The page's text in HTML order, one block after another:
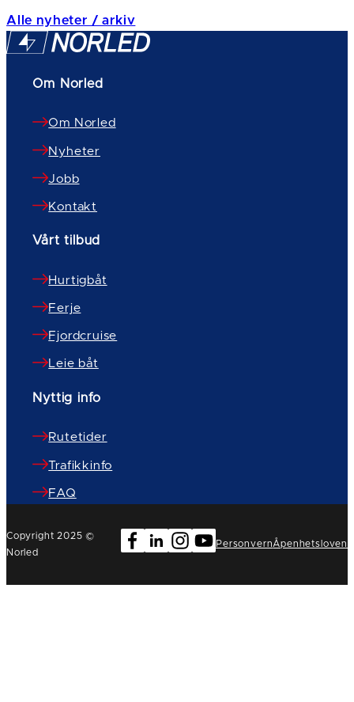
Alle nyheter / arkiv
Om Norled
Om Norled
Nyheter
Jobb
Kontakt
Vårt tilbud
Hurtigbåt
Ferje
Fjordcruise
Leie båt
Nyttig info
Rutetider
Trafikkinfo
FAQ
Copyright 2025 ©
Norled
PersonvernÅpenhetsloven